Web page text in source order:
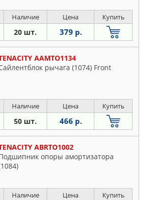
Наличие Цена Купить
20 шт. 379 р.
AAMTO1134
рычага (1074) Front
Наличие Цена Купить
50 шт. 466 р.
ABRTO1002
опоры амортизатора
Наличие Цена Купить